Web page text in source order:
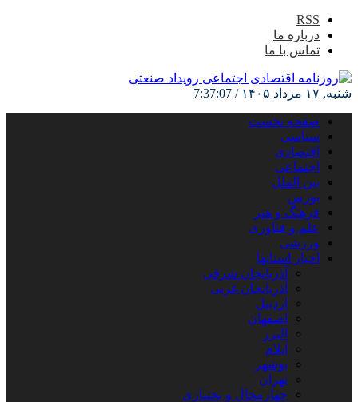
RSS
درباره ما
تماس با ما
شنبه, ۱۷ مرداد ۱۴۰۵ / 7:37:08
صفحه نخست
سیاسی
اقتصادی
اجتماعی
بین الملل
بورس
فرهنگ و هنر
علم و فناوری
ورزشی
اخبار استانها
آذربایجان شرقی
آذربایجان غربی
اردبیل
اصفهان
البرز
ایلام
بوشهر
تهران
چهارمحال و بختیاری